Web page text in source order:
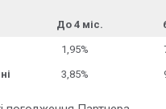
До 4 міс.
1,95%
3,85%